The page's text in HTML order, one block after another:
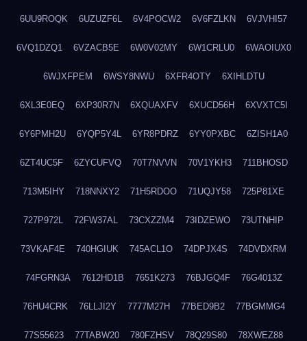
6UU9ROQK 6UZUZF6L 6V4POCW2 6V6FZLKN 6VJVHI57
6VQ1DZQ1 6VZACB5E 6W0V02MY 6W1CRLU0 6WAOIUX0
6WJXFPEM 6WSY8NWU 6XFR4OTY 6XIHLDTU
6XL3E0EQ 6XP30R7N 6XQUAXFV 6XUCD56H 6XVXTC5I
6Y6PMH2U 6YQP5Y4L 6YR8PDRZ 6YY0PXBC 6ZISH1A0
6ZT4UC5F 6ZYCUFVQ 70T7NVVN 70V1YKH3 711BHOSD
713M5IHY 718NNXY2 71H5RDOO 71UQJY58 725P81XE
727P972L 72FW37AL 73CXZZM4 73IDZEWO 73UTNHIP
73VKAF4E 740HGIUK 745ACL1O 74DPJX4S 74DVDXRM
74FGRN3A 7612HD1B 7651K273 76BJGQ4F 76G4013Z
76HU4CRK 76LLJI2Y 7777M27H 77BED9B2 77BGMMG4
77S55623 77TABW20 780FZHSV 78Q29S80 78XWEZ88